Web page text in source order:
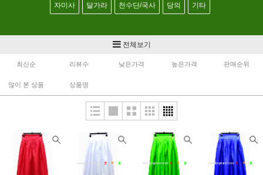
자미사 달가라 천수단/국사 당의 기타
전체보기
최신순 리뷰수 낮은가격 높은가격 판매순위
많이 본 상품 상품명